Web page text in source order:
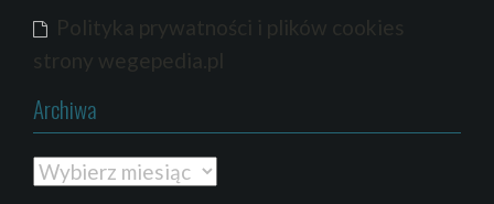
Polityka prywatności i plików cookies
strony wegepedia.pl
Archiwa
Archiwa